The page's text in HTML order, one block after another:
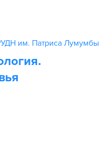
им. Патриса Лумумбы